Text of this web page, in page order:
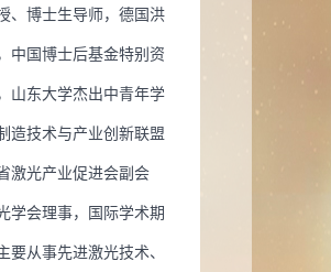
山东省优秀研究生论文指导教师
秀硕士学位论文指导奖
校优秀科研成果二等奖
、博士生导师，德国洪
中国博士后基金特别资
山东大学杰出中青年学
造技术与产业创新联盟
激光产业促进会副会
学会理事，国际学术期
要从事先进激光技术、